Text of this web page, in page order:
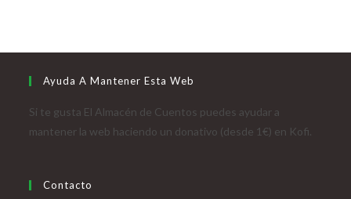
Ayuda A Mantener Esta Web
Si te gusta El Almacén de Cuentos puedes ayudar a
mantener la web haciendo un donativo (desde 1€) en Kofi.
Contacto